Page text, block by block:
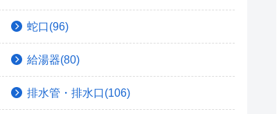
蛇口(96)
給湯器(80)
排水管・排水口(106)